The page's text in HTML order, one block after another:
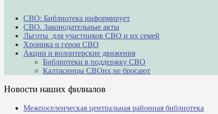
СВО: Библиотека информирует
СВО. Законодательные акты
Льготы для участников СВО и их семей
Хроника и герои СВО
Акции и волонтерские движения
Библиотеки в поддержку СВО
Калтасинцы СВОих не бросают
Новости наших филиалов
Межпоселенческая центральная районная библиотека